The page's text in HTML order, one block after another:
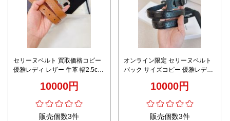
セリーヌベルト 買取価格コピー
優雅レディ レザー 牛革 幅2.5cm
10000円
販売個数3件
オンライン限定 セリーヌベルト
バック サイズコピー 優雅レディ
10000円
販売個数3件